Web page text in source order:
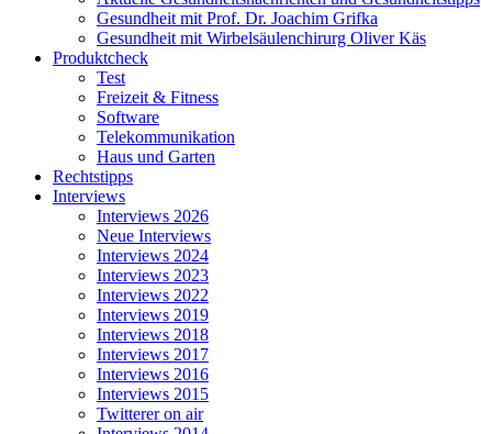
Gesundheit mit Prof. Dr. Joachim Grifka
Gesundheit mit Wirbelsäulenchirurg Oliver Käs
Produktcheck
Test
Freizeit & Fitness
Software
Telekommunikation
Haus und Garten
Rechtstipps
Interviews
Interviews 2026
Neue Interviews
Interviews 2024
Interviews 2023
Interviews 2022
Interviews 2019
Interviews 2018
Interviews 2017
Interviews 2016
Interviews 2015
Twitterer on air